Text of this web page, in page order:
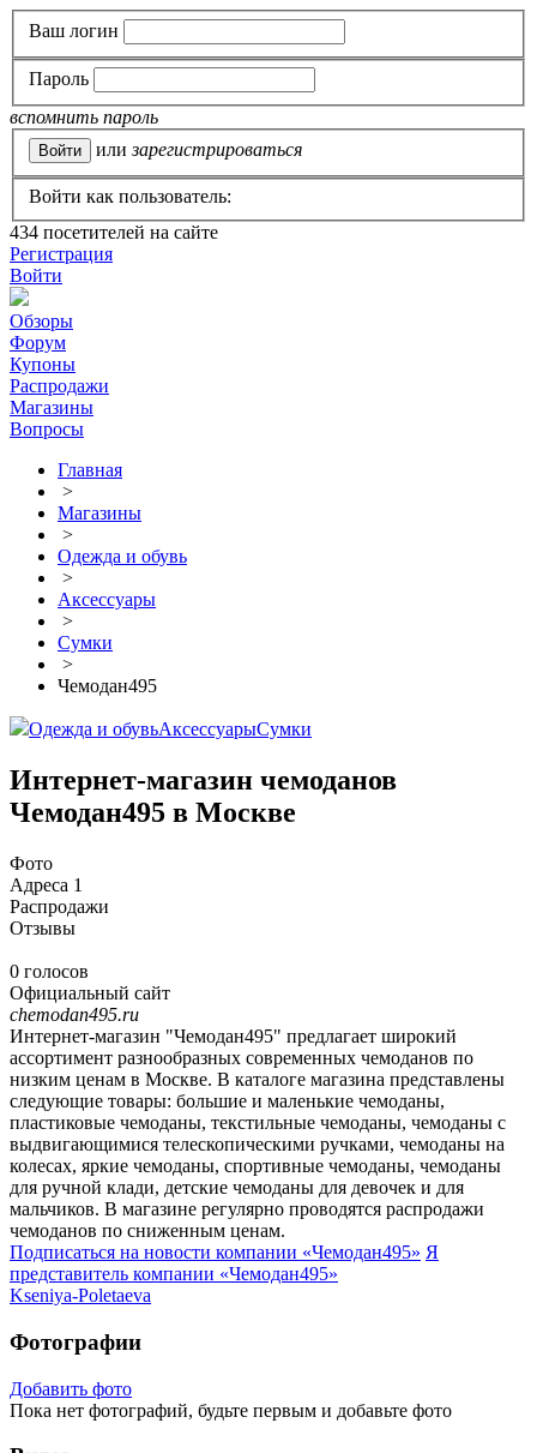
Ваш логин
Пароль
вспомнить пароль
или зарегистрироваться
Войти как пользователь:
434 посетителей на сайте
Регистрация
Войти
Обзоры
Форум
Купоны
Распродажи
Магазины
Вопросы
Главная
>
Магазины
>
Одежда и обувь
>
Аксессуары
>
Сумки
>
Чемодан495
Одежда и обувьАксессуарыСумки
Интернет-магазин чемоданов
Чемодан495 в Москве
Фото
Адреса 1
Распродажи
Отзывы
0 голосов
Официальный сайт
chemodan495.ru
Интернет-магазин "Чемодан495" предлагает широкий
ассортимент разнообразных современных чемоданов по
низким ценам в Москве. В каталоге магазина представлены
следующие товары: большие и маленькие чемоданы,
пластиковые чемоданы, текстильные чемоданы, чемоданы с
выдвигающимися телескопическими ручками, чемоданы на
колесах, яркие чемоданы, спортивные чемоданы, чемоданы
для ручной клади, детские чемоданы для девочек и для
мальчиков. В магазине регулярно проводятся распродажи
чемоданов по сниженным ценам.
Подписаться на новости компании «Чемодан495» Я
представитель компании «Чемодан495»
Kseniya-Poletaeva
Фотографии
Добавить фото
Пока нет фотографий, будьте первым и добавьте фото